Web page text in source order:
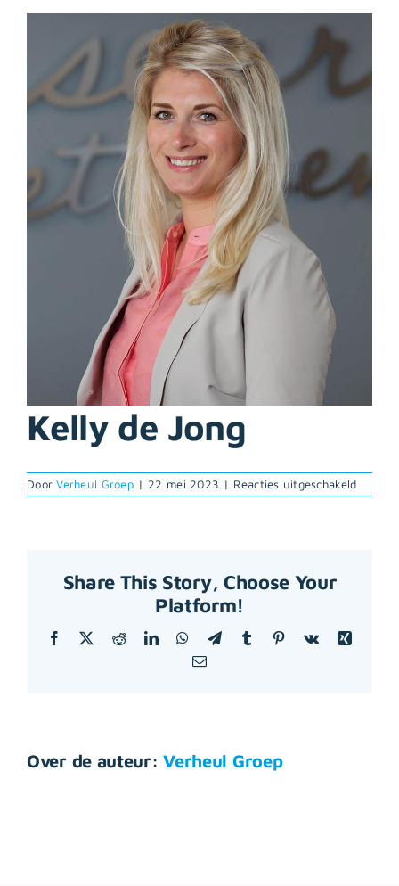
afbeelding
Kelly de Jong
DoorVerheul Groep | 22 mei 2023 | Reacties uitgeschakeldvoor
Kelly
Share This Story, Choose Your
Platform!
Facebook RedditLinkedInWhatsApp
TelegramTumblr Pinterest
Vk
Xing
E-
Over de auteur:Verheul Groep